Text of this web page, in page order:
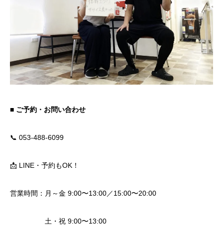
■ ご予約・お問い合わせ
📞 053-488-6099
📩 LINE・予約もOK！
営業時間：月～金 9:00〜13:00／15:00〜20:00
土・祝 9:00〜13:00